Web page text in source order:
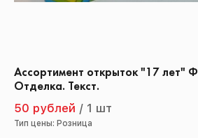
Ассортимент открыток "17 лет"
Отделка. Текст.
50 рублей / 1 шт
Тип цены: Розница